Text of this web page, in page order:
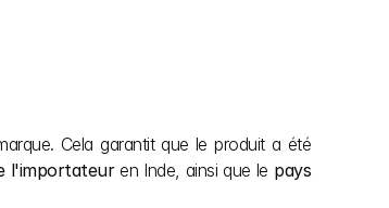
Cela garantit que le produit a été
l'importateur en Inde, ainsi que le pays